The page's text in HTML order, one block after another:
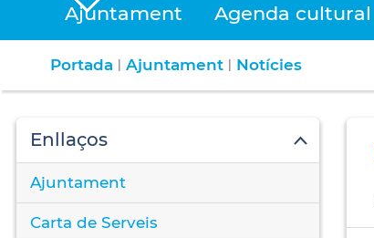
Ajuntament Agenda cultural
Portada | Ajuntament | Notícies
Enllaços
Ajuntament
Carta de Serveis